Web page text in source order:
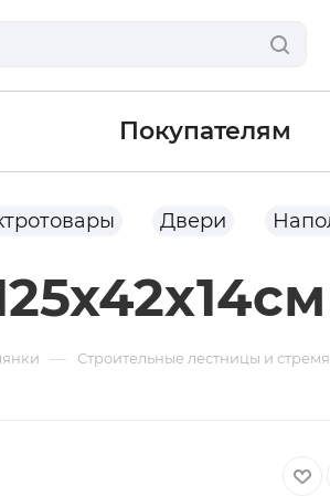
Покупателям
Двери
— Строительные лестницы и